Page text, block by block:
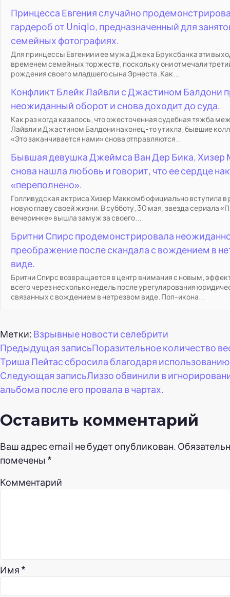
Принцесса Евгения случайно
гардероб от Uniqlo, предназначенный для
семейных фотографиях.
Для принцессы Евгении и ее мужа Джека Бруксбанка эти
временем семейных торжеств, поскольку они отмечали
рождения своего младшего сына Эрнеста. Как...
Конфликт Блейк Лайвли с Джастином Балдони
неожиданный оборот и снова доходит до суда.
Как раз когда казалось, что ожесточенная судебная тяжба
Лайвли и Джастином Балдони наконец-то утихла, бывшие
«Это заканчивается нами» снова отправляются...
Бывшая девушка Джеймса Ван Дер Бика, Хизер
снова нашла любовь и говорит, что ее сердце
«переполнено».
Голливудская актриса Хизер Маккомб официально вступила
новую главу своей жизни. В субботу, 30 мая, звезда сериала
вечеринке» вышла замуж за своего...
Бритни Спирс продемонстрировала
преображение после скандала с вождением в
виде.
Бритни Спирс возвращается в центр внимания с новым,
всего через несколько недель после урегулирования
связанных с вождением в нетрезвом виде. Поп-икона...
Метки: Взрывные новости селебрити
Навигация
по
записям
Предыдущая записьПоразительное количество
Триша Пейтас сбросила благодаря
Следующая записьЛиззо обвинили в
альбома после его провала в чартах.
Оставить комментарий
Ваш адрес email не будет опубликован.
помечены *
Комментарий
Имя *